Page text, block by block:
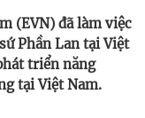
(EVN) đã làm việc
Phần Lan tại Việt
triển năng
tại Việt Nam.